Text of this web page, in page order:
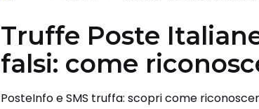
Truffe Poste
falsi: come
PosteInfo e SMS truffa: scopri come